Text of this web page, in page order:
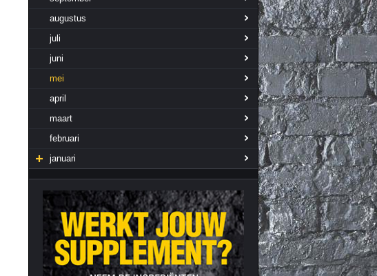
Citrus Aurantium
Tribulus Terrestris
Vitaminen en
mineralen
Weight Gainers
augustus
juli
juni
mei
april
maart
februari
januari